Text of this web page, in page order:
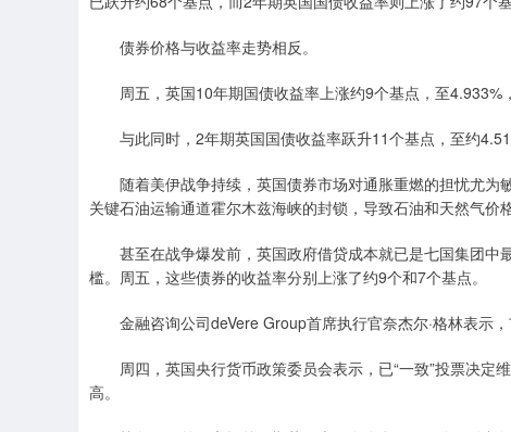
债券价格与收益率走势相反。
周五，英国10年期国债收益率上涨约9个基点，至4.933%
与此同时，2年期英国国债收益率跃升11个基点，至约
随着美伊战争持续，英国债券市场对通胀重燃的担忧尤为
关键石油运输通道霍尔木兹海峡的封锁，导致石油和天然气价格
甚至在战争爆发前，英国政府借贷成本就已是七国集团中
槛。周五，这些债券的收益率分别上涨了约9个和7个基点。
金融咨询公司deVere Group首席执行官奈杰尔·格林表示，
周四，英国央行货币政策委员会表示，已“一致”投票决定
高。